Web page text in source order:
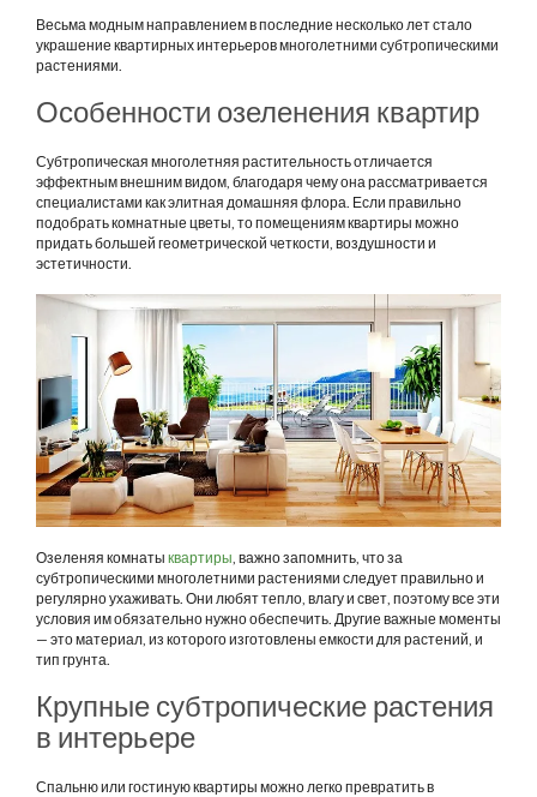
Весьма модным направлением в последние несколько лет стало
украшение квартирных интерьеров многолетними субтропическими
растениями.
Особенности озеленения квартир
Субтропическая многолетняя растительность отличается
эффектным внешним видом, благодаря чему она рассматривается
специалистами как элитная домашняя флора. Если правильно
подобрать комнатные цветы, то помещениям квартиры можно
придать большей геометрической четкости, воздушности и
эстетичности.
Озеленяя комнаты квартиры, важно запомнить, что за
субтропическими многолетними растениями следует правильно и
регулярно ухаживать. Они любят тепло, влагу и свет, поэтому все эти
условия им обязательно нужно обеспечить. Другие важные моменты
— это материал, из которого изготовлены емкости для растений, и
тип грунта.
Крупные субтропические растения
в интерьере
Спальню или гостиную квартиры можно легко превратить в